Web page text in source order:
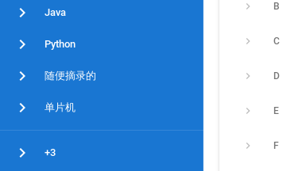
Java
Python
随便摘录的
单片机
+3
B
C
D
E
F